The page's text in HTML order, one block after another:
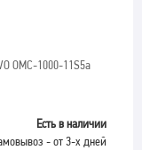
OMC-1000-11S5a
Есть в наличии
- от 3-х дней